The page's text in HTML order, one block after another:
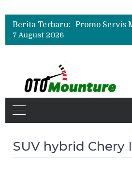
Berita Terbaru:
7 August 2026
SUV hybrid Chery